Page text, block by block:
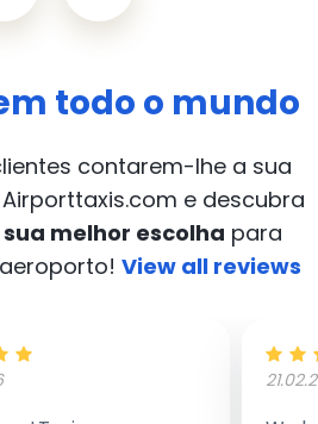
todo o mundo
contarem-lhe a sua
e descubra
sua melhor escolha para
View all reviews